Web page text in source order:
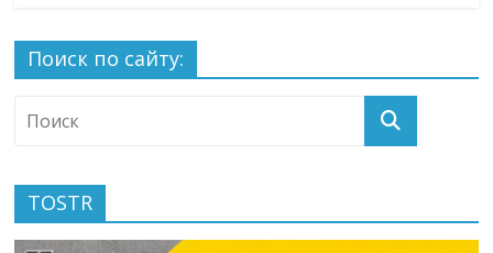
Поиск по сайту:
TOSTR